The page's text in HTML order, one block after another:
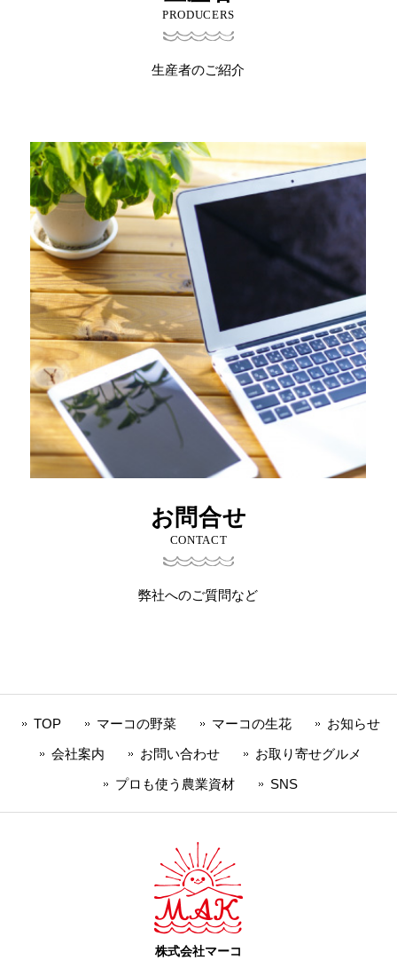
PRODUCERS
生産者のご紹介
お問合せ
CONTACT
弊社へのご質問など
TOP マーコの野菜 マーコの生花
お知らせ
会社案内
お問い合わせ
お取り寄せグルメ
プロも使う農業資材
SNS
株式会社マーコ